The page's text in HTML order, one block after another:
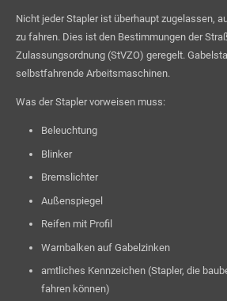
Nicht jeder Stapler ist überhaupt zugelassen,
zu fahren. Dies ist den Bestimmungen der
Zulassungsordnung (StVZO) geregelt.
selbstfahrende Arbeitsmaschinen.
Was der Stapler vorweisen muss:
Beleuchtung
Blinker
Bremslichter
Außenspiegel
Reifen mit Profil
Warnbalken auf Gabelzinken
amtliches Kennzeichen (Stapler, die
fahren können)